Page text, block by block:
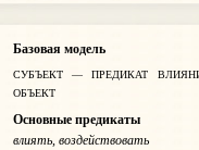
Базовая модель
СУБЪЕКТ — ПРЕДИКАТ
ОБЪЕКТ
Основные предикаты
влиять, воздействовать